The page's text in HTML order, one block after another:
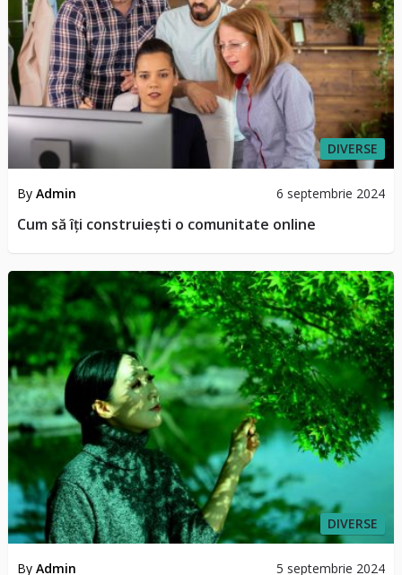
DIVERSE
By Admin 6 septembrie 2024
Cum să îți construiești o comunitate online
DIVERSE
By Admin 5 septembrie 2024